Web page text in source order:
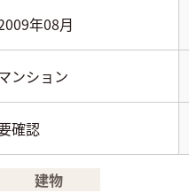
年08月
ンション
確認
建物